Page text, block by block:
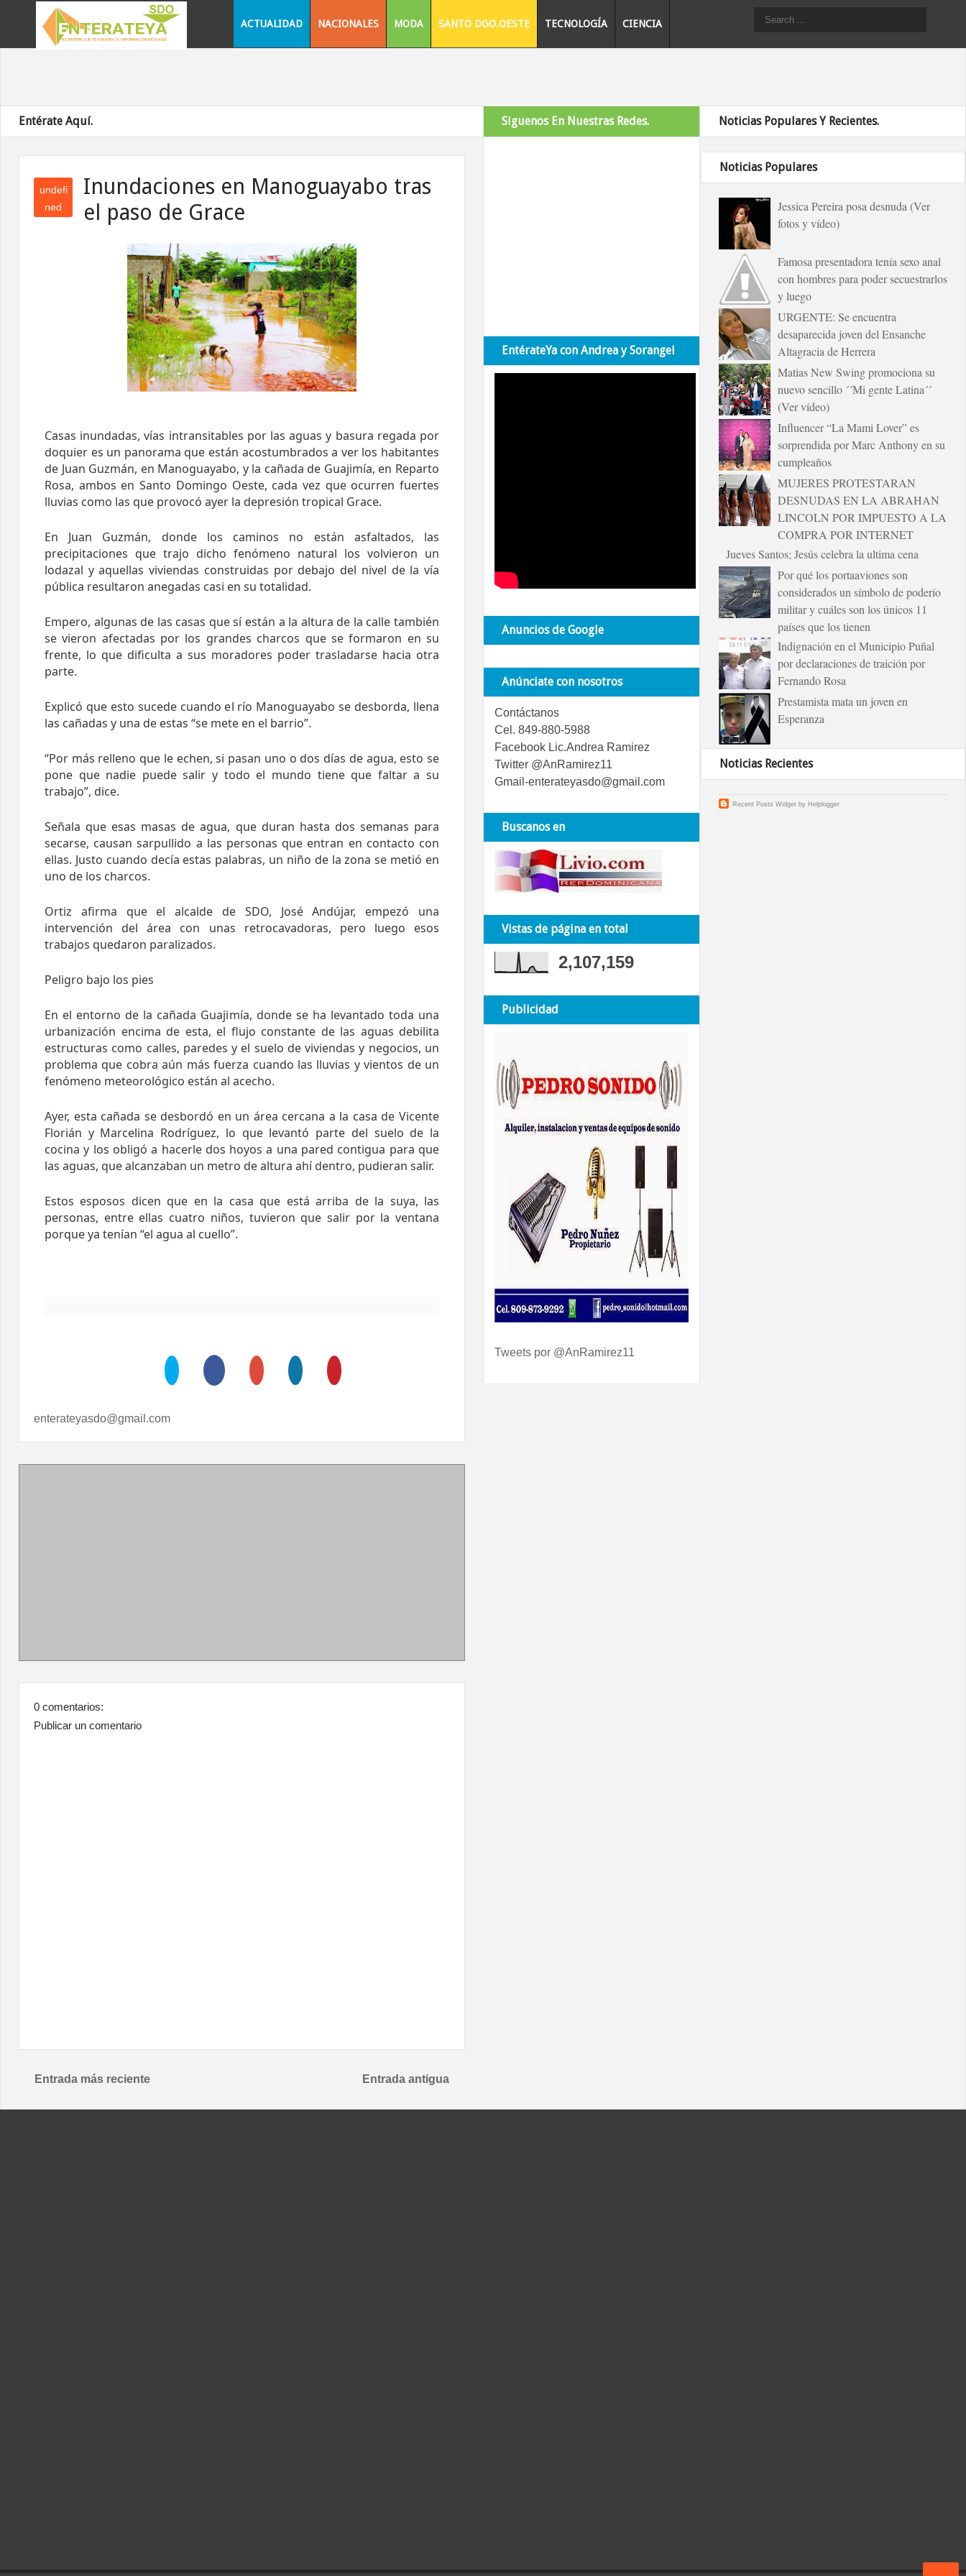
ACTUALIDAD NACIONALES MODA SANTO DGO.OESTE TECNOLOGÍA CIENCIA
Entérate Aquí.
undefi
ned
Inundaciones en Manoguayabo tras
el paso de Grace
Casas inundadas, vías intransitables por las aguas y basura regada por
doquier es un panorama que están acostumbrados a ver los habitantes
de Juan Guzmán, en Manoguayabo, y la cañada de Guajimía, en Reparto
Rosa, ambos en Santo Domingo Oeste, cada vez que ocurren fuertes
lluvias como las que provocó ayer la depresión tropical Grace.
En Juan Guzmán, donde los caminos no están asfaltados, las
precipitaciones que trajo dicho fenómeno natural los volvieron un
lodazal y aquellas viviendas construidas por debajo del nivel de la vía
pública resultaron anegadas casi en su totalidad.
Empero, algunas de las casas que sí están a la altura de la calle también
se vieron afectadas por los grandes charcos que se formaron en su
frente, lo que dificulta a sus moradores poder trasladarse hacia otra
parte.
Explicó que esto sucede cuando el río Manoguayabo se desborda, llena
las cañadas y una de estas “se mete en el barrio”.
“Por más relleno que le echen, si pasan uno o dos días de agua, esto se
pone que nadie puede salir y todo el mundo tiene que faltar a su
trabajo”, dice.
Señala que esas masas de agua, que duran hasta dos semanas para
secarse, causan sarpullido a las personas que entran en contacto con
ellas. Justo cuando decía estas palabras, un niño de la zona se metió en
uno de los charcos.
Ortiz afirma que el alcalde de SDO, José Andújar, empezó una
intervención del área con unas retrocavadoras, pero luego esos
trabajos quedaron paralizados.
Peligro bajo los pies
En el entorno de la cañada Guajimía, donde se ha levantado toda una
urbanización encima de esta, el flujo constante de las aguas debilita
estructuras como calles, paredes y el suelo de viviendas y negocios, un
problema que cobra aún más fuerza cuando las lluvias y vientos de un
fenómeno meteorológico están al acecho.
Ayer, esta cañada se desbordó en un área cercana a la casa de Vicente
Florián y Marcelina Rodríguez, lo que levantó parte del suelo de la
cocina y los obligó a hacerle dos hoyos a una pared contigua para que
las aguas, que alcanzaban un metro de altura ahí dentro, pudieran salir.
Estos esposos dicen que en la casa que está arriba de la suya, las
personas, entre ellas cuatro niños, tuvieron que salir por la ventana
porque ya tenían “el agua al cuello”.
enterateyasdo@gmail.com
0 comentarios:
Publicar un comentario
Entrada más reciente Entrada antigua
Siguenos En Nuestras Redes.
EntérateYa con Andrea y Sorangel
Anuncios de Google
Anúnciate con nosotros
Contáctanos
Cel. 849-880-5988
Facebook Lic.Andrea Ramirez
Twitter @AnRamirez11
Gmail-enterateyasdo@gmail.com
Buscanos en
Vistas de página en total
2,107,159
Publicidad
Tweets por @AnRamirez11
Noticias Populares Y Recientes.
Noticias Populares
Jessica Pereira posa desnuda (Ver
fotos y vídeo)
Famosa presentadora tenía sexo anal
con hombres para poder secuestrarlos
y luego
URGENTE: Se encuentra
desaparecida joven del Ensanche
Altagracia de Herrera
Matias New Swing promociona su
nuevo sencillo ´´Mi gente Latina´´
(Ver vídeo)
Influencer “La Mami Lover” es
sorprendida por Marc Anthony en su
cumpleaños
MUJERES PROTESTARAN
DESNUDAS EN LA ABRAHAN
LINCOLN POR IMPUESTO A LA
COMPRA POR INTERNET
Jueves Santos; Jesús celebra la ultima cena
Por qué los portaaviones son
considerados un símbolo de poderío
militar y cuáles son los únicos 11
países que los tienen
Indignación en el Municipio Puñal
por declaraciones de traición por
Fernando Rosa
Prestamista mata un joven en
Esperanza
Noticias Recientes
Recent Posts Widgetby Helplogger